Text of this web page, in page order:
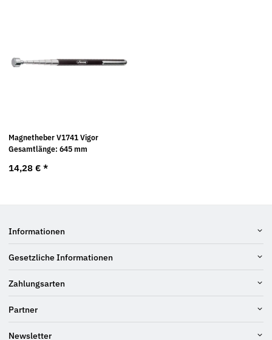
Magnetheber V1741 Vigor
Gesamtlänge: 645 mm
14,28 € *
Informationen
Gesetzliche Informationen
Zahlungsarten
Partner
Newsletter